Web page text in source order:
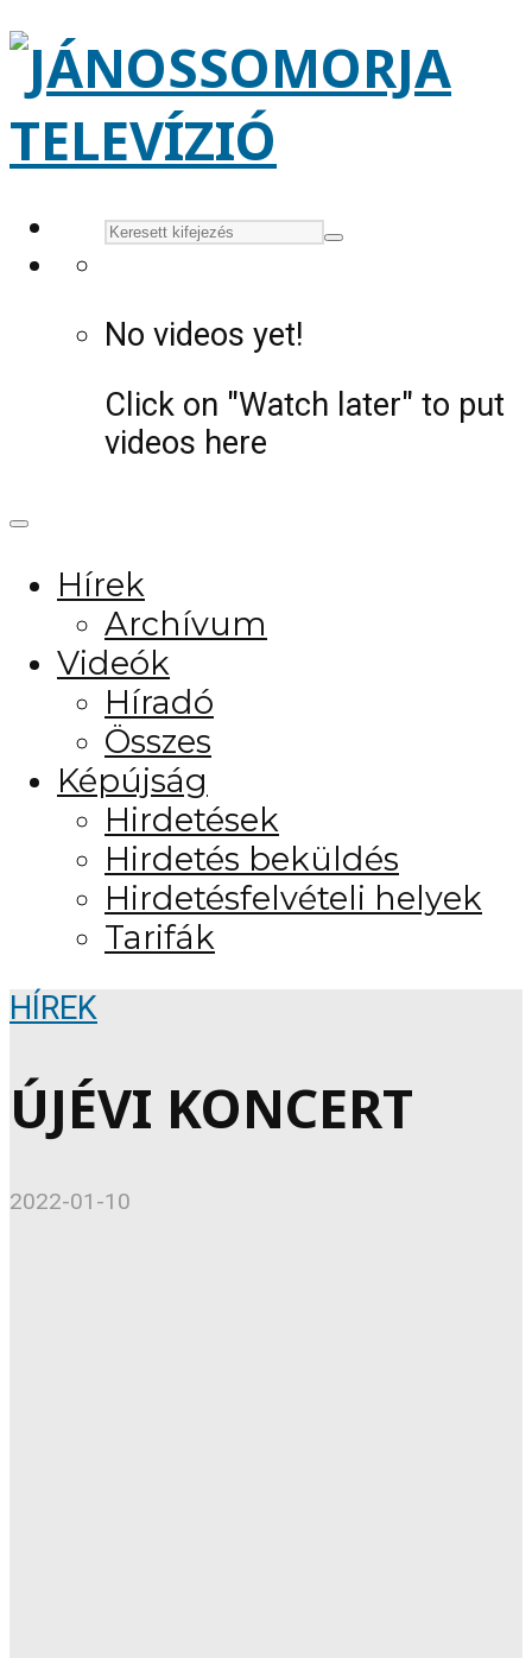
No videos yet!
Click on "Watch later" to put
videos here
Hírek
Archívum
Videók
Híradó
Összes
Képújság
Hirdetések
Hirdetés beküldés
Hirdetésfelvételi helyek
Tarifák
HÍREK
ÚJÉVI KONCERT
2022-01-10